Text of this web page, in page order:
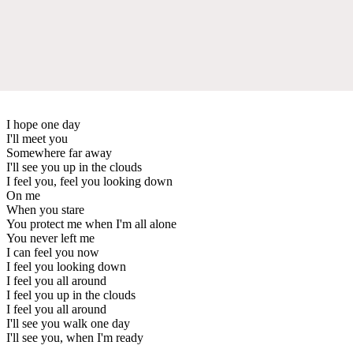
I hope one day
I'll meet you
Somewhere far away
I'll see you up in the clouds
I feel you, feel you looking down
On me
When you stare
You protect me when I'm all alone
You never left me
I can feel you now
I feel you looking down
I feel you all around
I feel you up in the clouds
I feel you all around
I'll see you walk one day
I'll see you, when I'm ready